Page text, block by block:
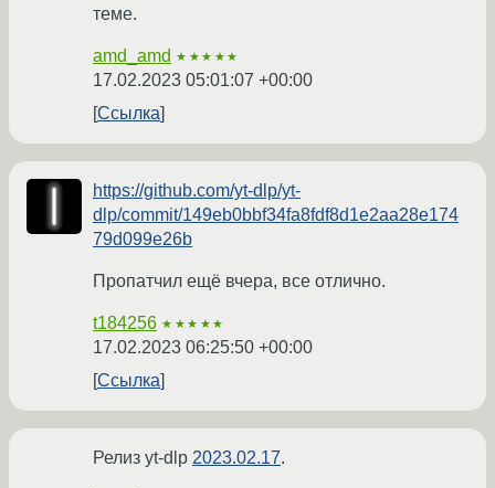
теме.
amd_amd ★★★★★
17.02.2023 05:01:07 +00:00
Ссылка
https://github.com/yt-dlp/yt-
dlp/commit/149eb0bbf34fa8fdf8d1e2aa28e174
79d099e26b
Пропатчил ещё вчера, все отлично.
t184256 ★★★★★
17.02.2023 06:25:50 +00:00
Ссылка
Релиз yt-dlp 2023.02.17.